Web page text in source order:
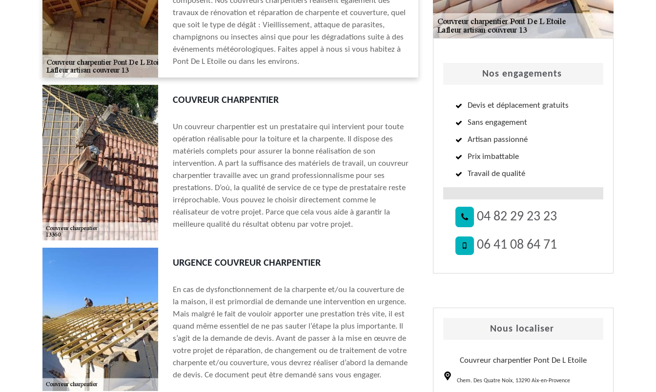
travaux de rénovation et réparation de charpente et couverture, quel
que soit le type de dégât : Vieillissement, attaque de parasites,
champignons ou insectes ainsi que pour les dégradations suite à des
événements météorologiques. Faites appel à nous si vous habitez à
Pont De L Etoile ou dans les environs.
COUVREUR CHARPENTIER
Un couvreur charpentier est un prestataire qui intervient pour toute
opération réalisable pour la toiture et la charpente. Il dispose des
matériels complets pour assurer la bonne réalisation de son
intervention. A part la suffisance des matériels de travail, un couvreur
charpentier travaille avec un grand professionnalisme pour ses
prestations. D’où, la qualité de service de ce type de prestataire reste
irréprochable. Vous pouvez le choisir directement comme le
réalisateur de votre projet. Parce que cela vous aide à garantir la
meilleure qualité du résultat obtenu par votre projet.
URGENCE COUVREUR CHARPENTIER
En cas de dysfonctionnement de la charpente et/ou la couverture de
la maison, il est primordial de demande une intervention en urgence.
Mais malgré le fait de vouloir apporter une prestation très vite, il est
quand même essentiel de ne pas sauter l’étape la plus importante. Il
s’agit de la demande de devis. Avant de passer à la mise en œuvre de
votre projet de réparation, de changement ou de traitement de votre
charpente et/ou couverture, vous devrez réaliser d’abord la demande
de devis. Ce document peut être demandé sans vous engager.
Nos engagements
Devis et déplacement gratuits
Sans engagement
Artisan passionné
Prix imbattable
Travail de qualité
04 82 29 23 23
06 41 08 64 71
Nous localiser
Couvreur charpentier Pont De L Etoile
Chem. Des Quatre Noix, 13290 Aix-en-Provence